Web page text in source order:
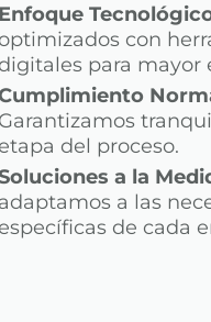
Enfoque
optimizados con
digitales para mayor
Garantizamos
etapa del proceso.
a la
adaptamos a las
específicas de cada